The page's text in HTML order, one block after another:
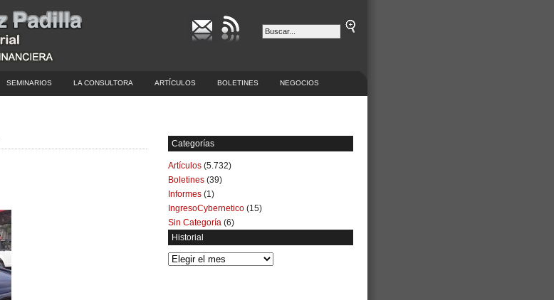
SEMINARIOS LA CONSULTORA ARTÍCULOS BOLETINES NEGOCIOS
Categorías
Artículos (5.732)
Boletines (39)
Informes (1)
IngresoCybernetico (15)
Sin Categoría (6)
Historial
Historial